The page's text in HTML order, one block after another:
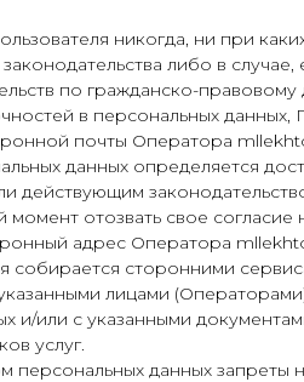
никогда, ни при
либо в
по гражданско-правовому
в персональных
почты Оператора
данных определяется
действующим
момент отозвать свое
адрес Оператора
собирается сторонними
лицами
и/или с указанными
услуг.
персональных данных